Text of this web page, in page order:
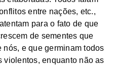
entre nações, etc.,
para o fato de que
de sementes que
nós, e que germinam todos
violentos, enquanto não as